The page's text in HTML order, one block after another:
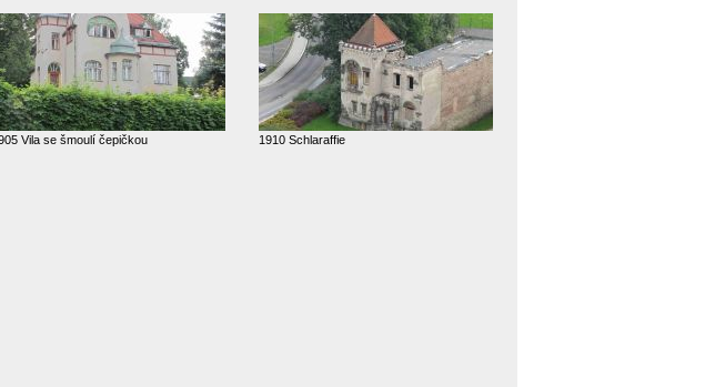
Vila se šmoulí čepičkou 1910 Schlaraffie